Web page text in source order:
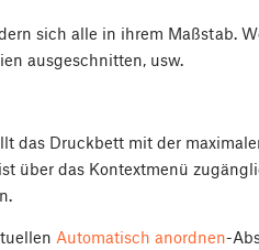
sich alle in ihrem Maßstab.
ausgeschnitten, usw.
das Druckbett mit der
über das Kontextmenü
Automatisch anordnen-